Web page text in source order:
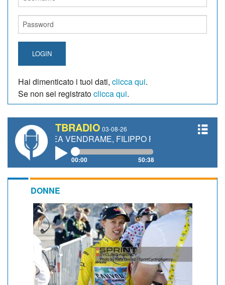
LOGIN
Hai dimenticato i tuoi dati, clicca qui.
Se non sei registratoclicca qui.
TBRADIO 03-08-26
VENDRAME, FILIPPO FIORELLI
00:00 50:38
DONNE